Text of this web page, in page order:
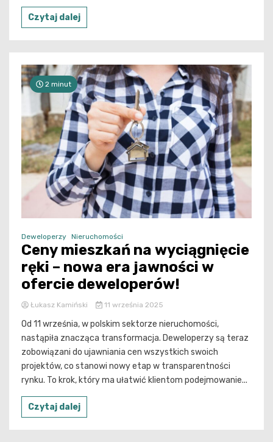
Czytaj dalej
2 minut
Deweloperzy Nieruchomości
Ceny mieszkań na wyciągnięcie
ręki – nowa era jawności w
ofercie deweloperów!
Łukasz Kamiński 11 września 2025
Od 11 września, w polskim sektorze nieruchomości,
nastąpiła znacząca transformacja. Deweloperzy są teraz
zobowiązani do ujawniania cen wszystkich swoich
projektów, co stanowi nowy etap w transparentności
rynku. To krok, który ma ułatwić klientom podejmowanie...
Czytaj dalej